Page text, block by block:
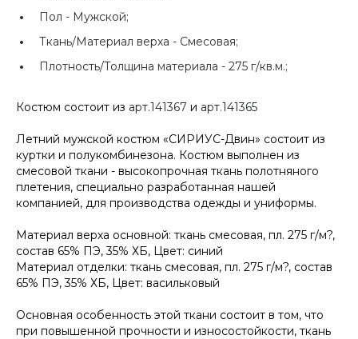
Пол - Мужской;
Ткань/Материал верха - Смесовая;
Плотность/Толщина материала - 275 г/кв.м.;
Костюм состоит из арт.141367 и арт.141365
Летний мужской костюм «СИРИУС-Двин» состоит из
куртки и полукомбинезона. Костюм выполнен из
смесовой ткани - высокопрочная ткань полотняного
плетения, специально разработанная нашей
компанией, для производства одежды и униформы.
Материал верха основной: ткань смесовая, пл. 275 г/м?,
состав 65% ПЭ, 35% ХБ, Цвет: синий
Материал отделки: ткань смесовая, пл. 275 г/м?, состав
65% ПЭ, 35% ХБ, Цвет: васильковый
Основная особенность этой ткани состоит в том, что
при повышенной прочности и износостойкости, ткань